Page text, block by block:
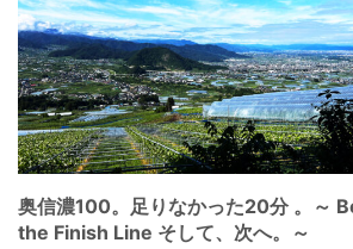
奥信濃100。足りなかった20分 。～
the Finish Line そして、次へ。～